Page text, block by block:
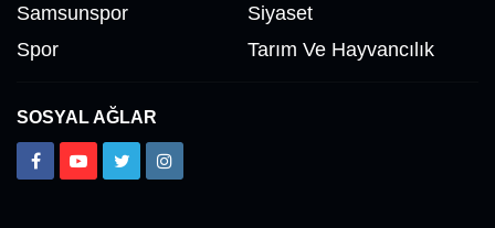
Samsunspor
Siyaset
Spor
Tarım Ve Hayvancılık
SOSYAL AĞLAR